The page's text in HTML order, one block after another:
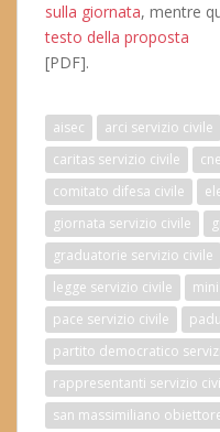
sulla giornata, mentre
testo della proposta
[PDF].
aisec arci servizio civile
caritas servizio civile
comitato difesa civile
giornata servizio civile
graduatorie servizio civile
legge servizio civile
pace servizio civile
partito democratico
rappresentanti servizio
san massimiliano